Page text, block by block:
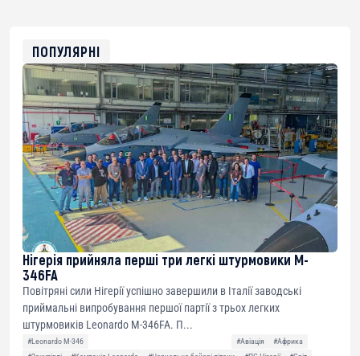
0xfD02863D3289416fcF50975c9DFda13623f97758
ПОПУЛЯРНІ
Нігерія прийняла перші три легкі штурмовики M-
346FA
Повітряні сили Нігерії успішно завершили в Італії заводські
приймальні випробування першої партії з трьох легких
штурмовиків Leonardo M-346FA. П...
#Leonardo M-346 #Авіація
#Африка